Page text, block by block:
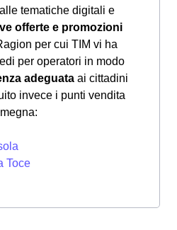
tematiche digitali e
offerte e promozioni
per cui TIM vi ha
per operatori in modo
adeguata ai cittadini
invece i punti vendita
Toce